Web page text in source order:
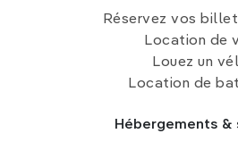
Réservez vos
Location de
Louez un
Location de
Hébergements &